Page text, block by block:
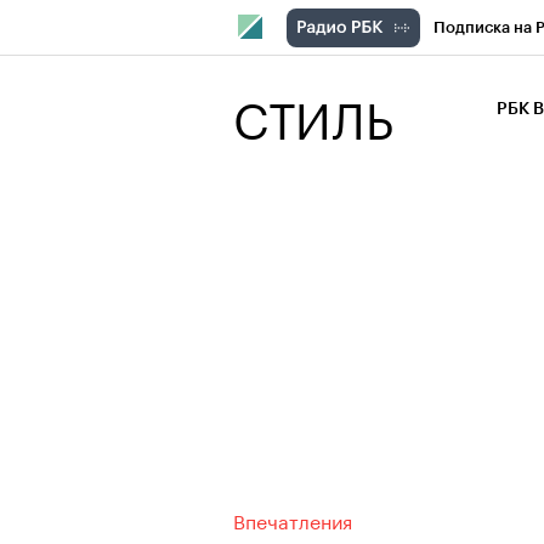
Подписка на
СТИЛЬ РБК
Впечатления